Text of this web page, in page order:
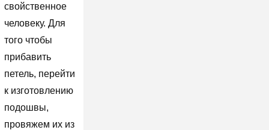
свойственное
человеку. Для
того чтобы
прибавить
петель, перейти
к изготовлению
подошвы,
провяжем их из